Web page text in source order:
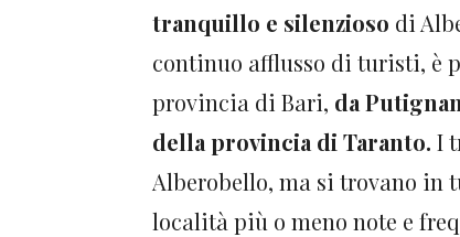
tranquillo e silenzioso di
continuo afflusso di turisti, è
provincia di Bari, da
della provincia di Taranto. I
Alberobello, ma si trovano in
località più o meno note e